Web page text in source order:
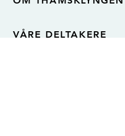
VÅRE DELTAKERE